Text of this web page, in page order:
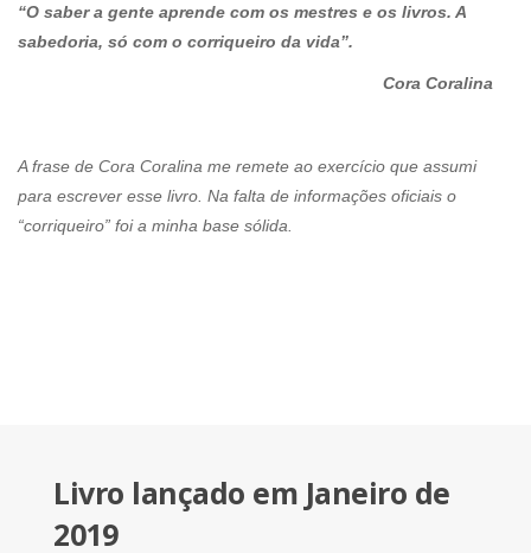
“O saber a gente aprende com os mestres e os livros. A
sabedoria, só com o corriqueiro da vida”.
Cora Coralina
A frase de Cora Coralina me remete ao exercício que assumi
para escrever esse livro. Na falta de informações oficiais o
“corriqueiro” foi a minha base sólida.
Livro lançado em Janeiro de
2019